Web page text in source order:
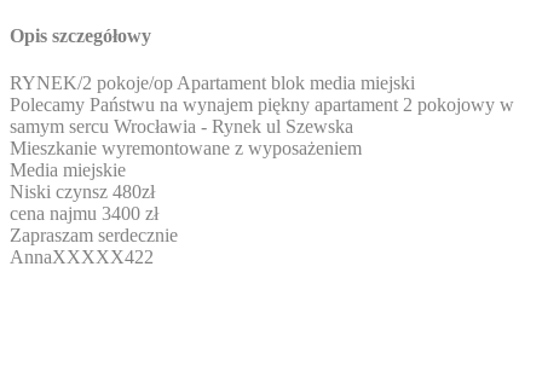
Opis szczegółowy
RYNEK/2 pokoje/op Apartament blok media miejski
Polecamy Państwu na wynajem piękny apartament 2 pokojowy w
samym sercu Wrocławia - Rynek ul Szewska
Mieszkanie wyremontowane z wyposażeniem
Media miejskie
Niski czynsz 480zł
cena najmu 3400 zł
Zapraszam serdecznie
AnnaXXXXX422